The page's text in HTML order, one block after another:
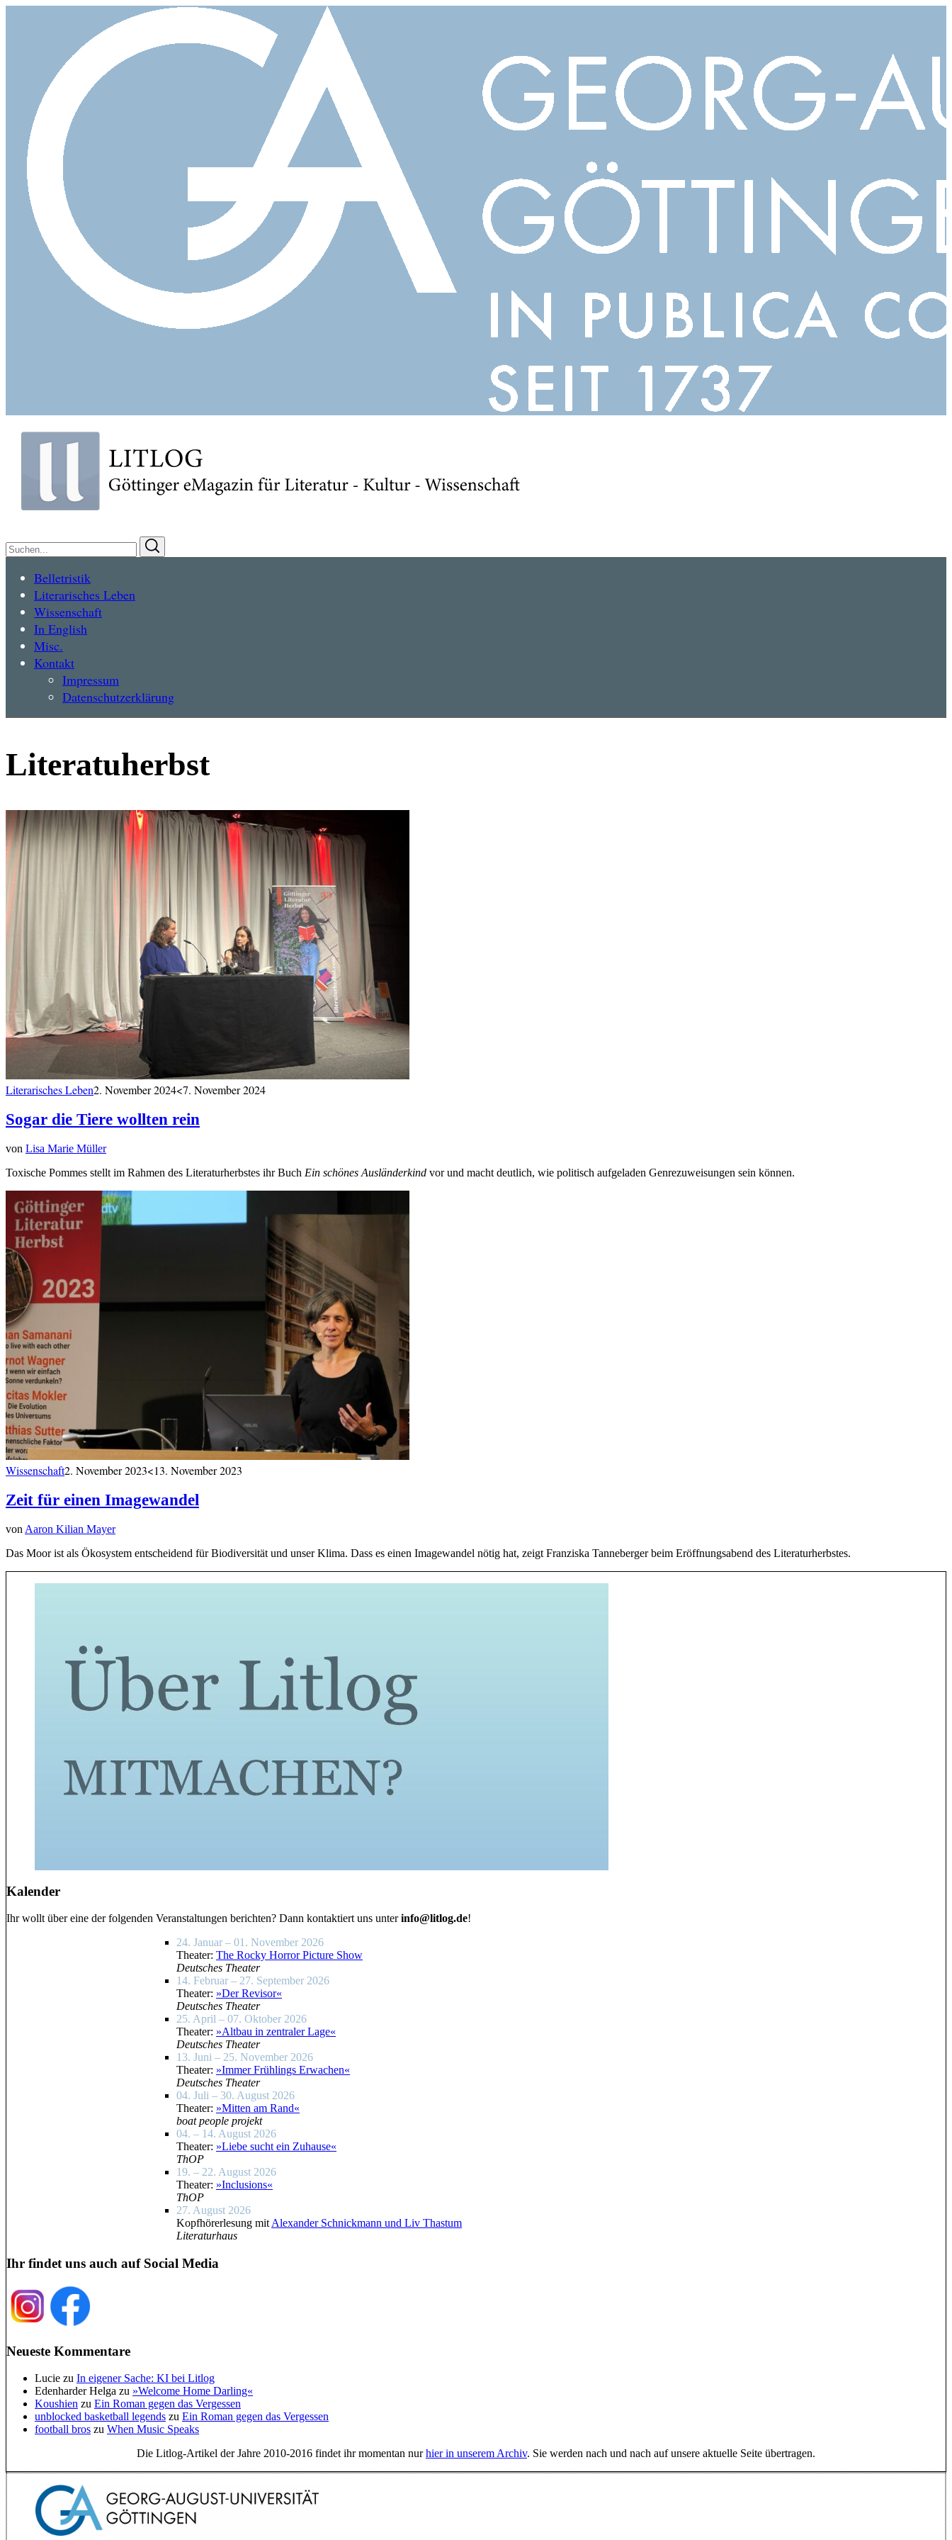
Suchen
nach:
Belletristik
Literarisches Leben
Wissenschaft
In English
Misc.
Kontakt
Impressum
Datenschutzerklärung
Literatuherbst
Literarisches Leben2. November 2024<7. November 2024
Sogar die Tiere wollten rein
von Lisa Marie Müller
Toxische Pommes stellt im Rahmen des Literaturherbstes ihr Buch Ein schönes Ausländerkind vor und macht deutlich, wie politisch aufgeladen Genrezuweisungen sein können.
Wissenschaft2. November 2023<13. November 2023
Zeit für einen Imagewandel
von Aaron Kilian Mayer
Das Moor ist als Ökosystem entscheidend für Biodiversität und unser Klima. Dass es einen Imagewandel nötig hat, zeigt Franziska Tanneberger beim Eröffnungsabend des Literaturherbstes.
Kalender
Ihr wollt über eine der folgenden Veranstaltungen berichten? Dann kontaktiert uns unterinfo@litlog.de!
24. Januar – 01. November 2026
Theater: The Rocky Horror Picture Show
Deutsches Theater
14. Februar – 27. September 2026
Theater: »Der Revisor«
Deutsches Theater
25. April – 07. Oktober 2026
Theater: »Altbau in zentraler Lage«
Deutsches Theater
13. Juni – 25. November 2026
Theater: »Immer Frühlings Erwachen«
Deutsches Theater
04. Juli – 30. August 2026
Theater: »Mitten am Rand«
boat people projekt
04. – 14. August 2026
Theater: »Liebe sucht ein Zuhause«
ThOP
19. – 22. August 2026
Theater: »Inclusions«
ThOP
27. August 2026
Kopfhörerlesung mit Alexander Schnickmann und Liv Thastum
Literaturhaus
Ihr findet uns auch auf Social Media
Neueste Kommentare
Lucie zu In eigener Sache: KI bei Litlog
Edenharder Helga zu »Welcome Home Darling«
Koushien zu Ein Roman gegen das Vergessen
unblocked basketball legends zu Ein Roman gegen das Vergessen
football bros zu When Music Speaks
Die Litlog-Artikel der Jahre 2010-2016 findet ihr momentan nurhier in unserem Archiv. Sie werden nach und nach auf unsere aktuelle Seite übertragen.